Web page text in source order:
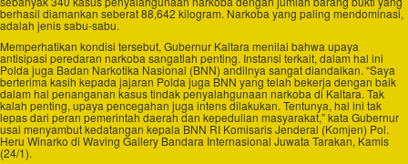
berhasil diamankan seberat 88,642 kilogram. Narkoba yang paling mendominasi,
adalah jenis sabu-sabu.
Memperhatikan kondisi tersebut, Gubernur Kaltara menilai bahwa upaya
antisipasi peredaran narkoba sangatlah penting. Instansi terkait, dalam hal ini
Polda juga Badan Narkotika Nasional (BNN) andilnya sangat diandalkan. “Saya
berterima kasih kepada jajaran Polda juga BNN yang telah bekerja dengan baik
dalam hal penanganan kasus tindak penyalahgunaan narkoba di Kaltara. Tak
kalah penting, upaya pencegahan juga intens dilakukan. Tentunya, hal ini tak
lepas dari peran pemerintah daerah dan kepedulian masyarakat,” kata Gubernur
usai menyambut kedatangan kepala BNN RI Komisaris Jenderal (Komjen) Pol.
Heru Winarko di Waving Gallery Bandara Internasional Juwata Tarakan, Kamis
(24/1).